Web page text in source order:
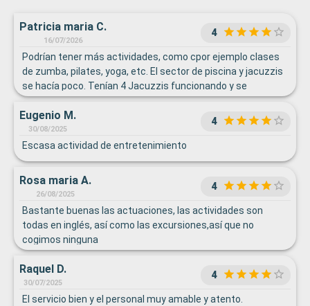
Patricia maria C.
16/07/2026
4
Podrían tener más actividades, como cpor ejemplo clases
de zumba, pilates, yoga, etc. El sector de piscina y jacuzzis
se hacía poco. Tenían 4 Jacuzzis funcionando y se
mezclaba adultos con niños, hasta tarde.
Eugenio M.
30/08/2025
4
Escasa actividad de entretenimiento
Rosa maria A.
26/08/2025
4
Bastante buenas las actuaciones, las actividades son
todas en inglés, así como las excursiones,así que no
cogimos ninguna
Raquel D.
30/07/2025
4
El servicio bien y el personal muy amable y atento.